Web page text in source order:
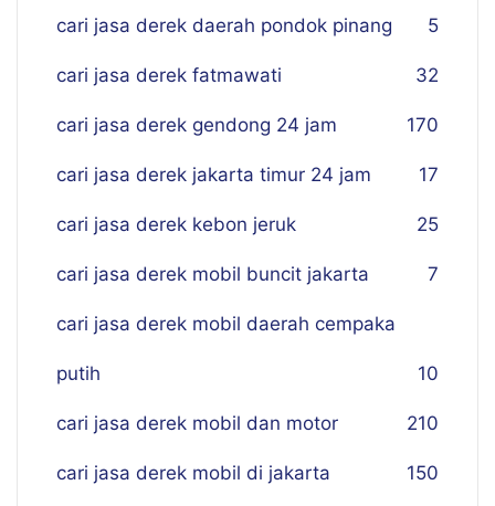
cari jasa derek daerah pondok pinang 5
cari jasa derek fatmawati 32
cari jasa derek gendong 24 jam 170
cari jasa derek jakarta timur 24 jam 17
cari jasa derek kebon jeruk 25
cari jasa derek mobil buncit jakarta 7
cari jasa derek mobil daerah cempaka
putih 10
cari jasa derek mobil dan motor 210
cari jasa derek mobil di jakarta 150